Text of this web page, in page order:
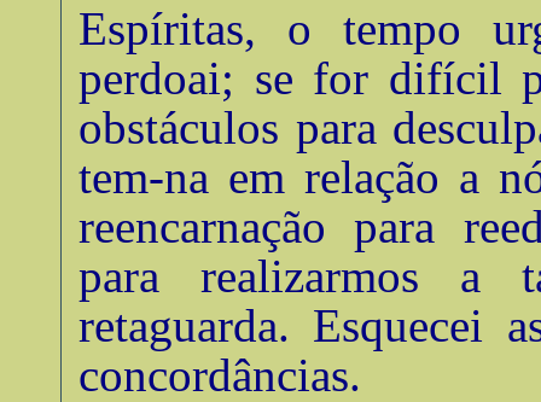
Espíritas, o tempo
perdoai; se for difícil
obstáculos para
tem-na em relação a
reencarnação para
para realizarmos a
retaguarda. Esquecei
concordâncias.